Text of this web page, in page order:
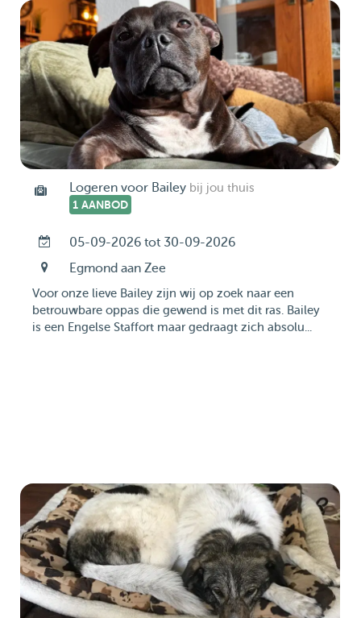
Logeren voor Bailey bij jou thuis
1 AANBOD
05-09-2026 tot 30-09-2026
Egmond aan Zee
Voor onze lieve Bailey zijn wij op zoek naar een
betrouwbare oppas die gewend is met dit ras. Bailey
is een Engelse Staffort maar gedraagt zich absolu...